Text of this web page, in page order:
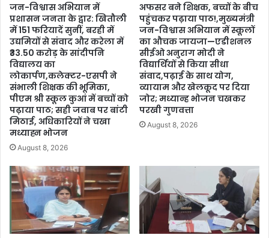
जन-विश्वास अभियान में
प्रशासन जनता के द्वार: खितौली
में 151 फरियादें सुनीं, बरही में
उद्यमियों से संवाद और करेला में
₹33.50 करोड़ के सांदीपनि
विद्यालय का
लोकार्पण,कलेक्टर-एसपी ने
संभाली शिक्षक की भूमिका,
पीएम श्री स्कूल कुआं में बच्चों को
पढ़ाया पाठ; सही जवाब पर बांटी
मिठाई, अधिकारियों ने चखा
मध्याह्न भोजन
August 8, 2026
अफसर बने शिक्षक, बच्चों के बीच
पहुंचकर पढ़ाया पाठ!,मुख्यमंत्री
जन-विश्वास अभियान में स्कूलों
का औचक जायजा—एडीशनल
सीईओ अनुराग मोदी ने
विद्यार्थियों से किया सीधा
संवाद,पढ़ाई के साथ योग,
व्यायाम और खेलकूद पर दिया
जोर; मध्यान्ह भोजन चखकर
परखी गुणवत्ता
August 8, 2026